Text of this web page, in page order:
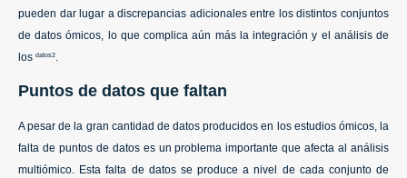
pueden dar lugar a discrepancias adicionales entre los distintos conjuntos
de datos ómicos, lo que complica aún más la integración y el análisis de
los datos2.
Puntos de datos que faltan
A pesar de la gran cantidad de datos producidos en los estudios ómicos, la
falta de puntos de datos es un problema importante que afecta al análisis
multiómico. Esta falta de datos se produce a nivel de cada conjunto de